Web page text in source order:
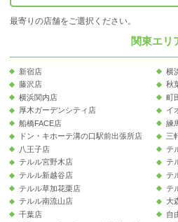
最寄りの店舗をご選択ください。
関東エリ
新宿店
横
藤沢店
秋
横浜関内店
町
厚木ガーデンシティ店
イ
船橋FACE店
練
ドン・キホーテ溝の口駅前出張所店
三
八王子店
テ
テルル宮野木店
テ
テルル新越谷店
テ
テルル草加花栗店
テ
テルル南流山店
大
千葉店
自